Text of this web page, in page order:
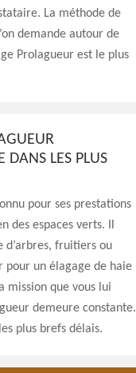
La méthode de
demande autour de
Prolagueur est le plus
DANS LES PLUS
pour ses prestations
espaces verts. Il
d’arbres, fruitiers ou
pour un élagage de haie
mission que vous lui
demeure constante.
plus brefs délais.